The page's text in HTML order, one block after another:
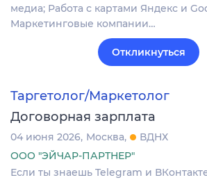
медиа; Работа с картами Яндекс и
Маркетинговые компании…
Откликнуться
Таргетолог/Маркетолог
Договорная зарплата
04 июня 2026 Москва
ВДНХ
ООО "ЭЙЧАР-ПАРТНЕР"
Если ты знаешь Telegram и